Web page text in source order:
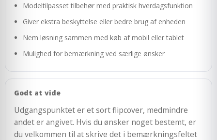
Modeltilpasset tilbehør med praktisk hverdagsfunktion
Giver ekstra beskyttelse eller bedre brug af enheden
Nem løsning sammen med køb af mobil eller tablet
Mulighed for bemærkning ved særlige ønsker
Godt at vide
Udgangspunktet er et sort flipcover, medmindre
andet er angivet. Hvis du ønsker noget bestemt, er
du velkommen til at skrive det i bemærkningsfeltet